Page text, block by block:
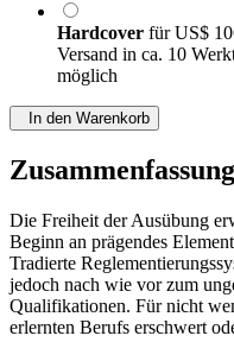
Hardcover fürUS$
Versand in ca. 10
möglich
In den Warenkorb
Zusammenfassung
Die Freiheit der Ausübung
Beginn an prägendes
Tradierte
jedoch nach wie vor zum
Qualifikationen. Für nicht
erlernten Berufs erschwert